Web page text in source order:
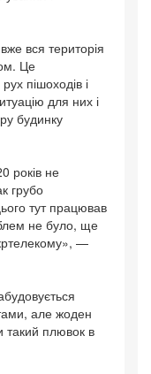
вся територія
Це
пішоходів і
для них і
будинку
років не
грубо
тут працював
не було, ще
—
але жоден
такий плювок в